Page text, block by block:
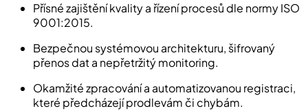
Přísné zajištění kvality a řízení procesů dle normy ISO
9001:2015.
Bezpečnou systémovou architekturu, šifrovaný
přenos dat a nepřetržitý monitoring.
Okamžité zpracování a automatizovanou registraci,
které předcházejí prodlevám či chybám.